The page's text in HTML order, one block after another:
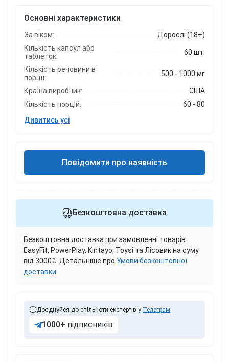
Основні характеристики
За віком:
Дорослі (18+)
Кількість капсул або
таблеток:
60 шт.
Кількість речовини в
порції:
500 - 1000 мг
Країна виробник:
США
Кількість порцій:
60 - 80
Дивитись усі
Повідомити про наявність
Безкоштовна доставка
Безкоштовна доставка при замовленні товарів
EasyFit, PowerPlay, Kintayo, Toysi та Лісовик на суму
від 3000₴. Детальніше про Умови безкоштовної
доставки
Доєднуйся до спільноти експертів у Телеграм
1000+ підписників